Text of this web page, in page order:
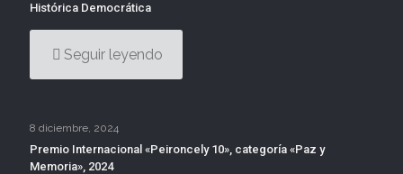
Histórica Democrática
Seguir leyendo
8 diciembre, 2024
Premio Internacional «Peironcely 10», categoría «Paz y
Memoria», 2024